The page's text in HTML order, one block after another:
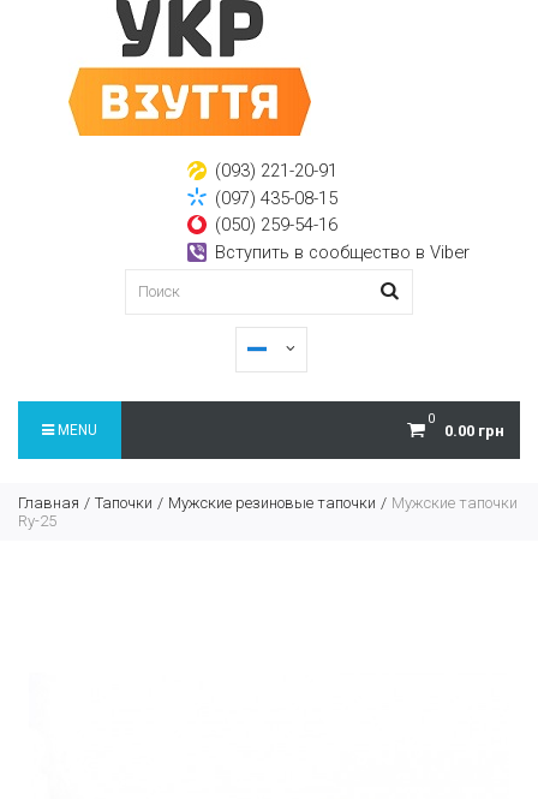
(093) 221-20-91
(097) 435-08-15
(050) 259-54-16
Вступить в сообщество в Viber
0
0.00 грн
MENU
Главная Тапочки Мужские резиновые тапочки
Мужские тапочки
Ry-25